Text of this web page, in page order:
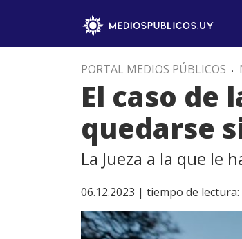
PORTAL MEDIOS PÚBLICOS .
El caso de
quedarse
La Jueza a la que le
06.12.2023 | tiempo de lectura: